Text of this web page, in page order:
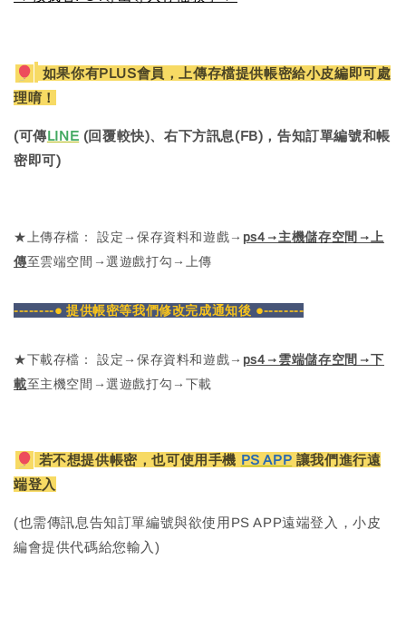
如果你有PLUS會員，上傳存檔提供帳密給小皮編即可處
理唷！
(可傳LINE (回覆較快)、右下方訊息(FB)，告知訂單編號和帳
密即可)
★上傳存檔： 設定→保存資料和遊戲→ ps4→主機儲存空間→上
傳至雲端空間→選遊戲打勾→上傳
--------● 提供帳密等我們修改完成通知後 ●--------
★下載存檔： 設定→保存資料和遊戲→ ps4→雲端儲存空間→下
載至主機空間→選遊戲打勾→下載
若不想提供帳密，也可使用手機 PS APP 讓我們進行遠
端登入
(也需傳訊息告知訂單編號與欲使用PS APP遠端登入，小皮
編會提供代碼給您輸入)